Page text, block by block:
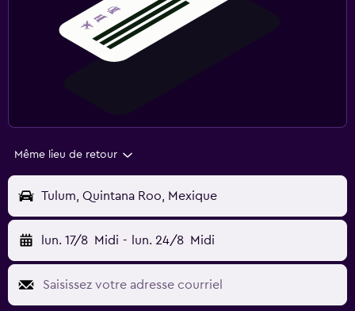
Même lieu de retour
Tulum, Quintana Roo, Mexique
lun. 17/8 Midi - lun. 24/8 Midi